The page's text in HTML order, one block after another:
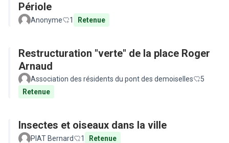
Périole
Anonyme 1 Retenue
Restructuration "verte" de la place Roger
Arnaud
Association des résidents du pont des demoiselles
5
Retenue
Insectes et oiseaux dans la ville
PIAT Bernard 1 Retenue